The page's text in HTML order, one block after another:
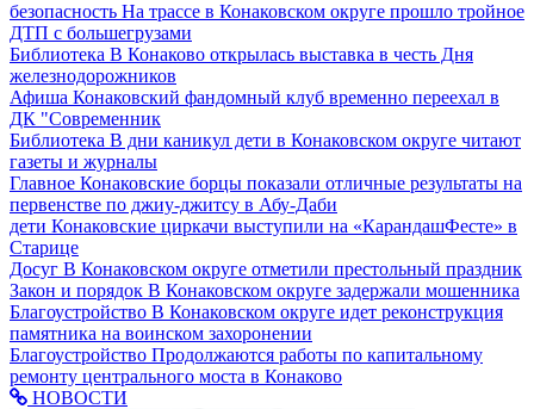
безопасность На трассе в Конаковском округе прошло тройное
ДТП с большегрузами
Библиотека В Конаково открылась выставка в честь Дня
железнодорожников
Афиша Конаковский фандомный клуб временно переехал в
ДК "Современник
Библиотека В дни каникул дети в Конаковском округе читают
газеты и журналы
Главное Конаковские борцы показали отличные результаты на
первенстве по джиу-джитсу в Абу-Даби
дети Конаковские циркачи выступили на «КарандашФесте» в
Старице
Досуг В Конаковском округе отметили престольный праздник
Закон и порядок В Конаковском округе задержали мошенника
Благоустройство В Конаковском округе идет реконструкция
памятника на воинском захоронении
Благоустройство Продолжаются работы по капитальному
ремонту центрального моста в Конаково
НОВОСТИ